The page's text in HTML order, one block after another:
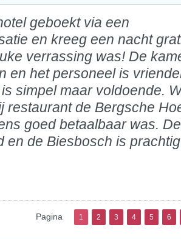
geboekt via een
en kreeg een nacht
verrassing was! De
en het personeel is
simpel maar voldoende.
restaurant de Bergsche
goed betaalbaar was.
en de Biesbosch is
Pagina 1 2 3 4 5 6